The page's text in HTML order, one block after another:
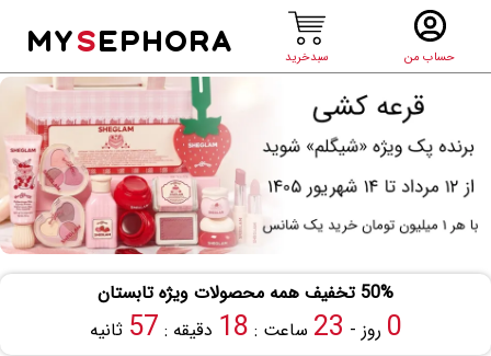
حساب من سبدخرید
MYSEPHORA
50% تخفیف همه محصولات ویژه تابستان
0 روز - 23 ساعت : 18 دقیقه : 57 ثانیه